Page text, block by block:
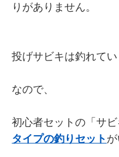
りがありません。
投げサビキは釣れてい
なので、
初心者セットの「サビ
タイプの釣りセット